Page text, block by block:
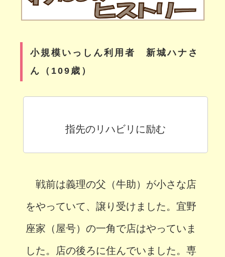
小規模いっしん利用者 新城ハナさ
ん（109歳）
指先のリハビリに励む
戦前は義理の父（牛助）が小さな店
をやっていて、譲り受けました。宜野
座家（屋号）の一角で店はやっていま
した。店の後ろに住んでいました。専